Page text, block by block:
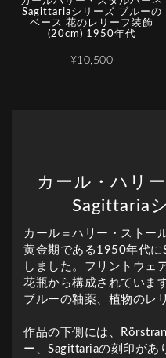
Sagittariaシリーズ ブルーの
ベース 花のレリーフ装飾
(20cm) 1950年代
¥10,500
カール・ハリ
Sagittaria
カール＝ハリー・ストー
黄金期である1950年代に
しました。フリントウェ
花瓶から構成されていま
ブルーの釉薬、植物のレ
作品の下側には、
ー、Sagittariaの刻印があ